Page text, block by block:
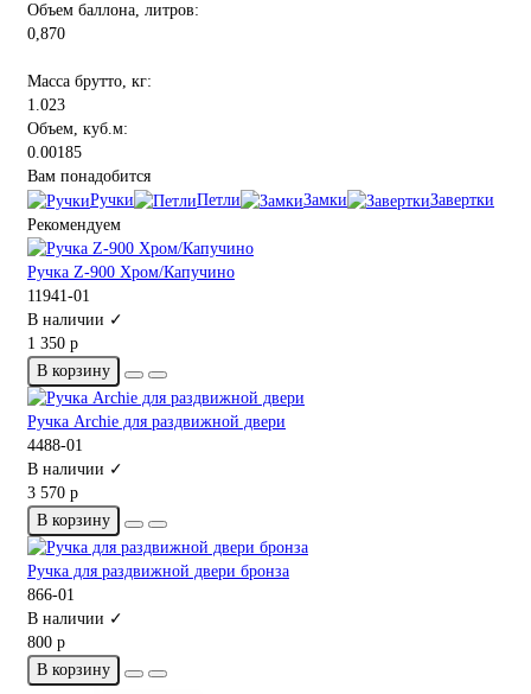
Объем баллона, литров:
0,870
Масса брутто, кг:
1.023
Объем, куб.м:
0.00185
Вам понадобится
Ручки
Петли Замки
Завертки
Рекомендуем
Ручка Z-900 Хром/Капучино
11941-01
В наличии ✓
1 350 р
В корзину
Ручка Archie для раздвижной двери
4488-01
В наличии ✓
3 570 р
В корзину
Ручка для раздвижной двери бронза
866-01
В наличии ✓
800 р
В корзину